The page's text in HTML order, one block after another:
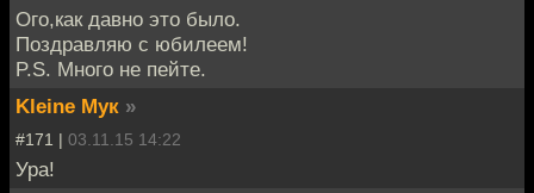
Ого,как давно это было.
Поздравляю с юбилеем!
P.S. Много не пейте.
Kleine Мук »
#171 | 03.11.15 14:22
Ура!